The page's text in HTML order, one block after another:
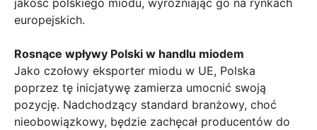
jakość polskiego miodu, wyróżniając go na rynkach
europejskich.
Rosnące wpływy Polski w handlu miodem
Jako czołowy eksporter miodu w UE, Polska
poprzez tę inicjatywę zamierza umocnić swoją
pozycję. Nadchodzący standard branżowy, choć
nieobowiązkowy, będzie zachęcał producentów do